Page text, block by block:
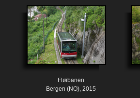
Fløibanen
Bergen (NO), 2015